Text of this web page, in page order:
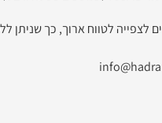
לצפייה לטווח ארוך, כך שניתן